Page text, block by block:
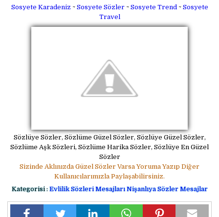
Sosyete Karadeniz ~ Sosyete Sözler ~ Sosyete Trend~ Sosyete
Travel
Sözlüye Sözler, Sözlüme Güzel Sözler, Sözlüye Güzel Sözler,
Sözlüme Aşk Sözleri, Sözlüme Harika Sözler, Sözlüye En Güzel
Sözler
Sizinde Aklınızda Güzel Sözler Varsa Yoruma Yazıp Diğer
Kullanıcılarımızla Paylaşabilirsiniz.
Kategorisi : Evlilik Sözleri MesajlarıNişanlıya Sözler Mesajlar